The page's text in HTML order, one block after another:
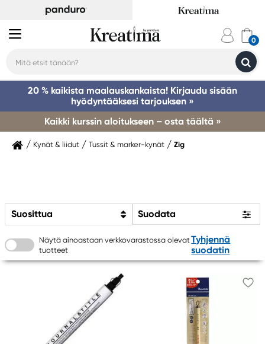
20 % kaikista maalauskankaista! Kirjaudu sisään
hyödyntääksesi tarjouksen »
Kaikki kurssin aloitukseen – osta täältä »
Kynät & liidut Tussit & marker-kynät Zig
Suosittua Suodata
Näytä ainoastaan verkkovarastossa olevat
tuotteet
Tyhjennä
suodatin